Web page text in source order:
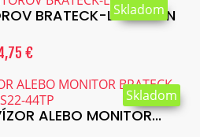
BRATECK-LCD-501N
€
Skladom
ALEBO MONITOR...
Skladom